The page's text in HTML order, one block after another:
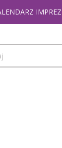
IMPREZ